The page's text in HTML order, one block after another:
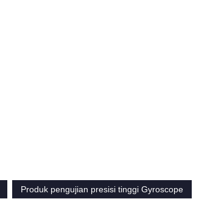
Produk pengujian presisi tinggi Gyroscope